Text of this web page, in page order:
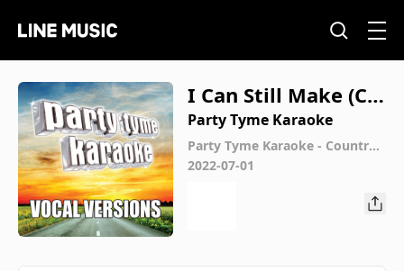
I Can Still Make (Ch
eyenne) [Made Pop
ular By George Stra
it] [Vocal Version]
Party Tyme Karaoke
Party Tyme Karaoke - Country
Male Hits 3 (Vocal Versions)
2022-07-01